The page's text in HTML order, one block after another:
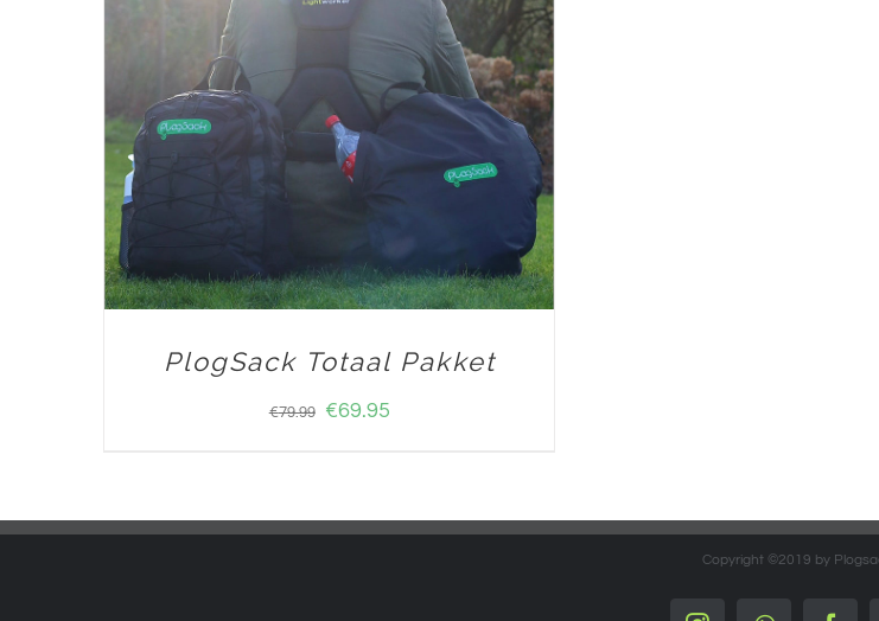
OPTIES SELECTEREN / QUICK VIEW
PlogSack Totaal Pakket
€79.99 €69.95
Copyright ©2019 by